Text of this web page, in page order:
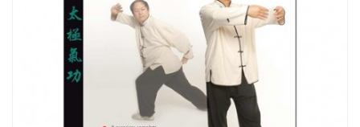
Accessoires
Tatamis
Décoration